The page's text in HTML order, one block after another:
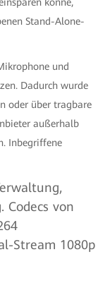
könne,
Stand-Alone-
und
Dadurch wurde
oder über tragbare
außerhalb
Inbegriffene
Codecs von
Stream 1080p